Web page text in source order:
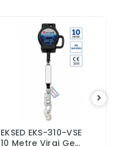
Sepete Ekle
EKSED EKS-310-VSE
10 Metre Viraj Geri